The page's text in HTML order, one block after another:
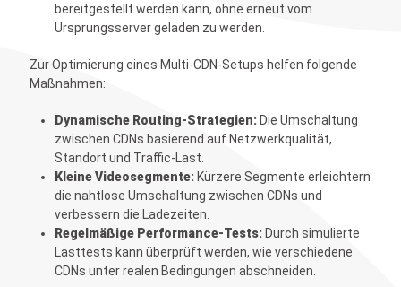
bereitgestellt werden kann, ohne erneut vom
Ursprungsserver geladen zu werden.
Zur Optimierung eines Multi-CDN-Setups helfen folgende
Maßnahmen:
Dynamische Routing-Strategien:Die Umschaltung
zwischen CDNs basierend auf Netzwerkqualität,
Standort und Traffic-Last.
Kleine Videosegmente:Kürzere Segmente erleichtern
die nahtlose Umschaltung zwischen CDNs und
verbessern die Ladezeiten.
Regelmäßige Performance-Tests:Durch simulierte
Lasttests kann überprüft werden, wie verschiedene
CDNs unter realen Bedingungen abschneiden.